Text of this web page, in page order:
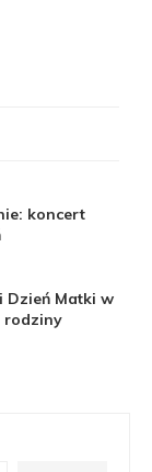
koncert
Dzień Matki w
rodziny